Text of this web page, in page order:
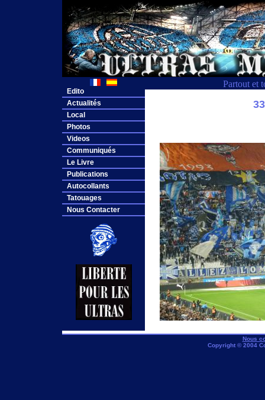
Partout et
Edito
Actualités
Local
Photos
Videos
Communiqués
Le Livre
Publications
Autocollants
Tatouages
Nous Contacter
Nous
Copyright © 2004